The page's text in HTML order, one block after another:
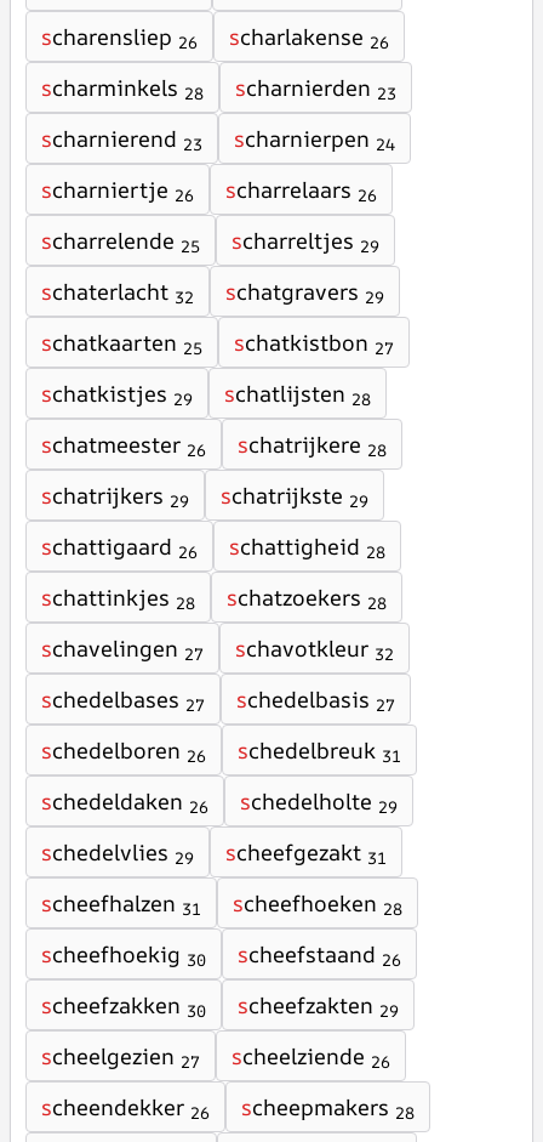
scharensliep 26 scharlakense 26
scharminkels 28 scharnierden 23
scharnierend 23 scharnierpen 24
scharniertje 26 scharrelaars 26
scharrelende 25 scharreltjes 29
schaterlacht 32 schatgravers 29
schatkaarten 25 schatkistbon 27
schatkistjes 29 schatlijsten 28
schatmeester 26 schatrijkere 28
schatrijkers 29 schatrijkste 29
schattigaard 26 schattigheid 28
schattinkjes 28 schatzoekers 28
schavelingen 27 schavotkleur 32
schedelbases 27 schedelbasis 27
schedelboren 26 schedelbreuk 31
schedeldaken 26 schedelholte 29
schedelvlies 29 scheefgezakt 31
scheefhalzen 31 scheefhoeken 28
scheefhoekig 30 scheefstaand 26
scheefzakken 30 scheefzakten 29
scheelgezien 27 scheelziende 26
scheendekker 26 scheepmakers 28